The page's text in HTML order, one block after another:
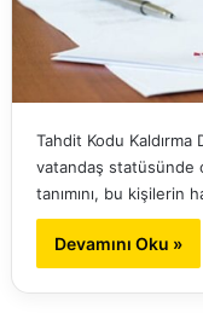
Tahdit Kodu Kaldırma
vatandaş statüsünde
tanımını, bu kişilerin
Devamını Oku »